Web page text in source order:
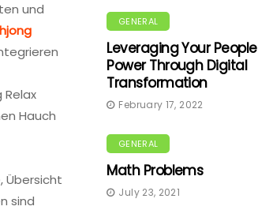
und
Hauch
Übersicht
sind
GENERAL
Leveraging Your People
Power Through Digital
Transformation
February 17, 2022
GENERAL
Math Problems
July 23, 2021